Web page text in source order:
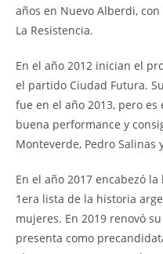
años en Nuevo Alberdi,
La Resistencia.
En el año 2012 inician el
el partido Ciudad Futura.
fue en el año 2013, pero
buena performance y
Monteverde, Pedro Salinas
En el año 2017 encabezó
1era lista de la historia
mujeres. En 2019 renovó
presenta como